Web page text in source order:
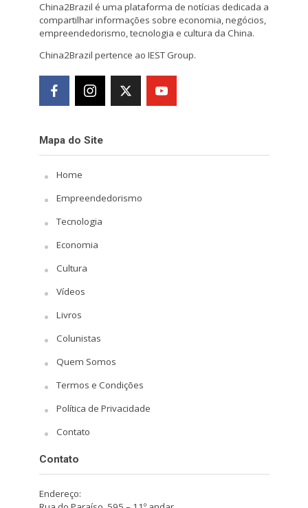
China2Brazil é uma plataforma de notícias dedicada a
compartilhar informações sobre economia, negócios,
empreendedorismo, tecnologia e cultura da China.
China2Brazil pertence ao IEST Group.
Mapa do Site
Home
Empreendedorismo
Tecnologia
Economia
Cultura
Vídeos
Livros
Colunistas
Quem Somos
Termos e Condições
Política de Privacidade
Contato
Contato
Endereço: